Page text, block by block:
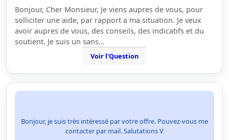
Bonjour, Cher Monsieur, Je viens aupres de vous, pour
solliciter une aide, par rapport a ma situation. Je veux
avoir aupres de vous, des conseils, des indicatifs et du
soutient. Je suis un sans…
Voir l'Question
Bonjour, je suis très intéressé par votre offre. Pouvez-vous me
contacter par mail. Salutations V